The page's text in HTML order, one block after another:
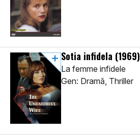
Sotia infidela (1969)
La femme infidele
Gen: Dramă, Thriller